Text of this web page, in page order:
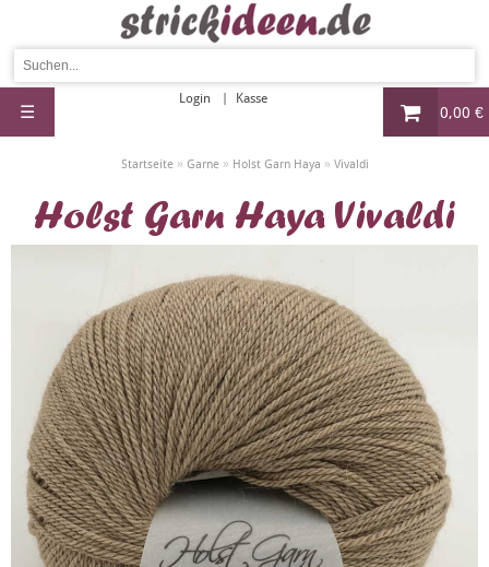
0,00 €
Login Kasse
☰
Startseite» Garne» Holst Garn Haya » Vivaldi
Holst Garn Haya Vivaldi